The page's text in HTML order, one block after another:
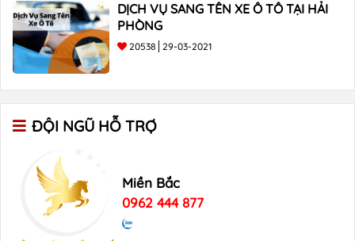
DỊCH VỤ SANG TÊN XE Ô TÔ TẠI HẢI
PHÒNG
20538 29-03-2021
ĐỘI NGŨ HỖ TRỢ
Miền Bắc
0962 444 877